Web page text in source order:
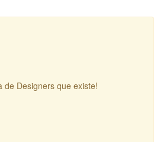
de Designers que existe!